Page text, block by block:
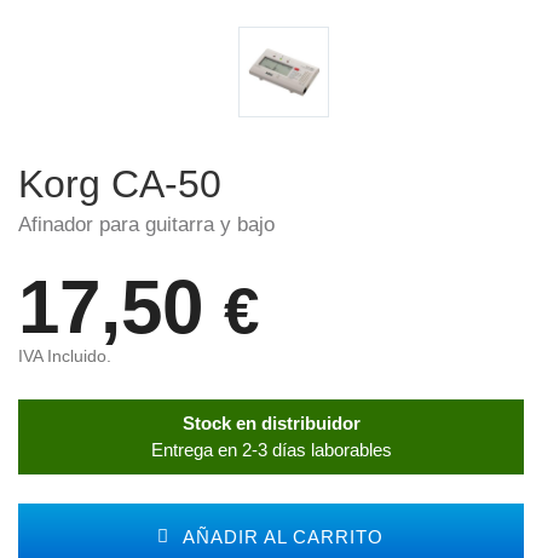
Korg CA-50
Afinador para guitarra y bajo
17,50 €
IVA Incluido.
Stock en distribuidor
Entrega en 2-3 días laborables
AÑADIR AL CARRITO